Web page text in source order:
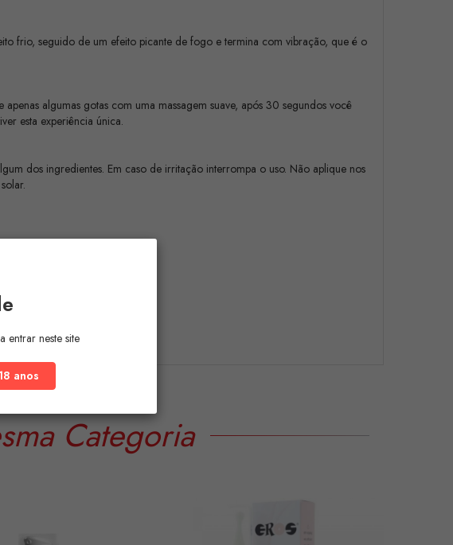
frio, seguido de um efeito picante de fogo e termina com vibração, que é o
algumas gotas com uma massagem suave, após 30 segundos você
esta experiência única.
dos ingredientes. Em caso de irritação interrompa o uso. Não aplique nos
Categoria
entrar neste site
anos